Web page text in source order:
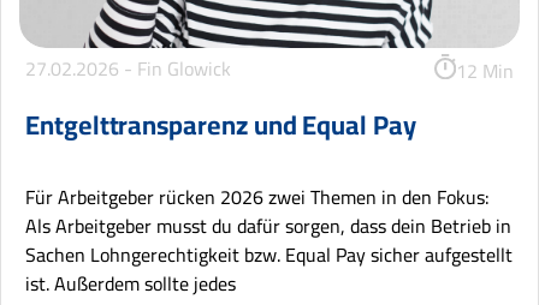
27.02.2026 - Fin Glowick 12 Min
Entgelttransparenz und Equal Pay
Für Arbeitgeber rücken 2026 zwei Themen in den Fokus:
Als Arbeitgeber musst du dafür sorgen, dass dein Betrieb in
Sachen Lohngerechtigkeit bzw. Equal Pay sicher aufgestellt
ist. Außerdem sollte jedes